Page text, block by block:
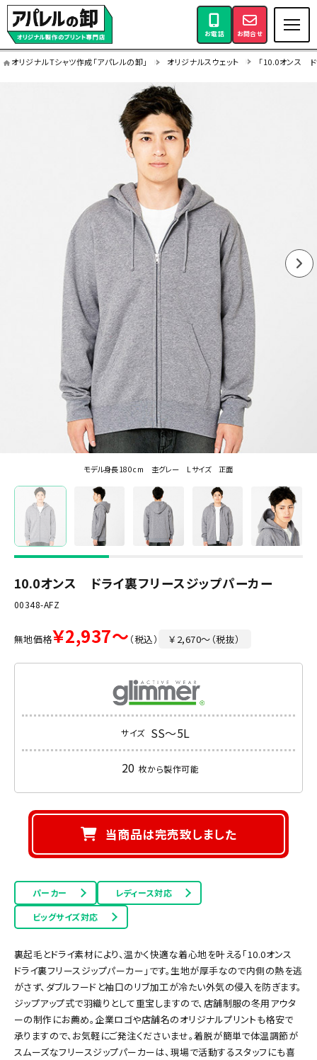
お電話 お問合せ
オリジナルTシャツ作成「アパレルの卸」 オリジナルスウェット 「10.0オンス ド
モデル身長180cm 杢グレー Lサイズ 正面
10.0オンス ドライ裏フリースジップパーカー
00348-AFZ
無地価格￥2,937～ （税込） ￥2,670～（税抜）
サイズ SS～5L
20 枚から製作可能
当商品は完売致しました
パーカー
レディース対応
ビッグサイズ対応
裏起毛とドライ素材により、温かく快適な着心地を叶える「10.0オンス
ドライ裏フリースジップパーカー」です。生地が厚手なので内側の熱を逃
がさず、ダブルフードと袖口のリブ加工が冷たい外気の侵入を防ぎます。
ジップアップ式で羽織りとして重宝しますので、店舗制服の冬用アウタ
ーの制作にお薦め。企業ロゴや店舗名のオリジナルプリントも格安で
承りますので、お気軽にご発注くださいませ。着脱が簡単で体温調節が
スムーズなフリースジップパーカーは、現場で活動するスタッフにも喜